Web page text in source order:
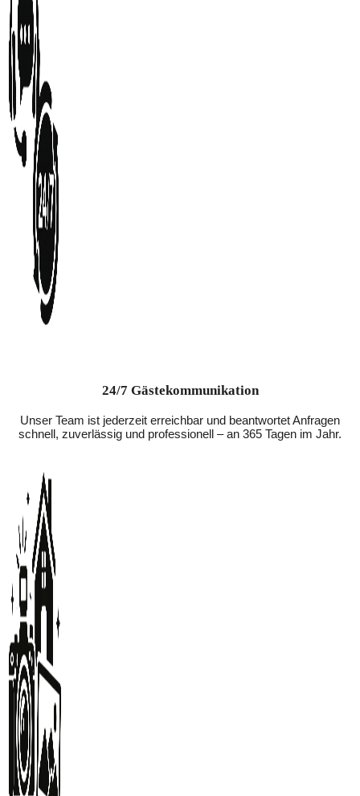
24/7 Gästekommunikation
Unser Team ist jederzeit erreichbar und beantwortet Anfragen
schnell, zuverlässig und professionell – an 365 Tagen im Jahr.